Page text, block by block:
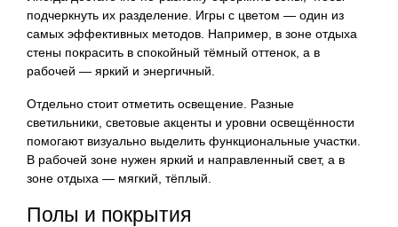
подчеркнуть их разделение. Игры с цветом — один из
самых эффективных методов. Например, в зоне отдыха
стены покрасить в спокойный тёмный оттенок, а в
рабочей — яркий и энергичный.
Отдельно стоит отметить освещение. Разные
светильники, световые акценты и уровни освещённости
помогают визуально выделить функциональные участки.
В рабочей зоне нужен яркий и направленный свет, а в
зоне отдыха — мягкий, тёплый.
Полы и покрытия